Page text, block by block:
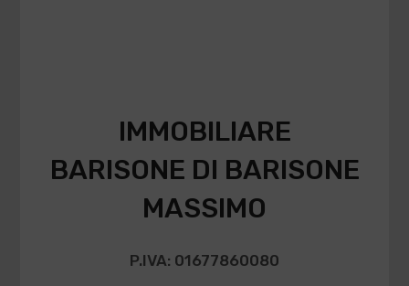
IMMOBILIARE
BARISONE DI BARISONE
MASSIMO
P.IVA: 01677860080